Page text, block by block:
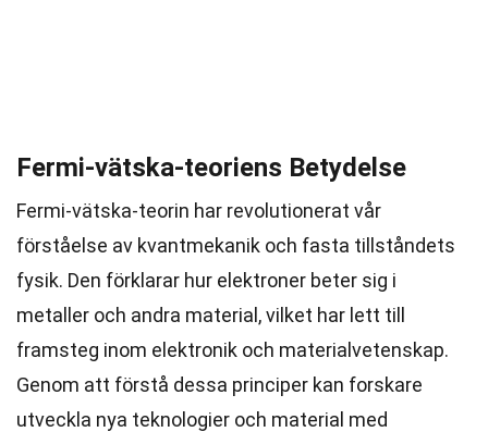
Fermi-vätska-teoriens Betydelse
Fermi-vätska-teorin har revolutionerat vår
förståelse av kvantmekanik och fasta tillståndets
fysik. Den förklarar hur elektroner beter sig i
metaller och andra material, vilket har lett till
framsteg inom elektronik och materialvetenskap.
Genom att förstå dessa principer kan forskare
utveckla nya teknologier och material med